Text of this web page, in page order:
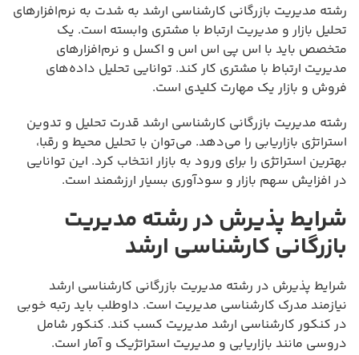
رشته مدیریت بازرگانی کارشناسی ارشد به شدت به نرم‌افزارهای
تحلیل بازار و مدیریت ارتباط با مشتری وابسته است. یک
متخصص باید با اس پی اس اس و اکسل و نرم‌افزارهای
مدیریت ارتباط با مشتری کار کند. توانایی تحلیل داده‌های
فروش و بازار یک مهارت کلیدی است.
رشته مدیریت بازرگانی کارشناسی ارشد قدرت تحلیل و تدوین
استراتژی بازاریابی را می‌دهد. می‌توان با تحلیل محیط و رقبا،
بهترین استراتژی را برای ورود به بازار انتخاب کرد. این توانایی
در افزایش سهم بازار و سودآوری بسیار ارزشمند است.
شرایط پذیرش در رشته مدیریت
بازرگانی کارشناسی ارشد
شرایط پذیرش در رشته مدیریت بازرگانی کارشناسی ارشد
نیازمند مدرک کارشناسی مدیریت است. داوطلب باید رتبه خوبی
در کنکور کارشناسی ارشد مدیریت کسب کند. کنکور شامل
دروسی مانند بازاریابی و مدیریت استراتژیک و آمار است.